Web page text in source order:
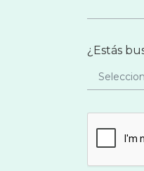
¿Estás